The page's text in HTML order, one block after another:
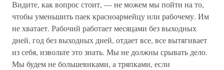
Видите, как вопрос стоит, — не можем мы пойти на то,
чтобы уменьшить паек красноармейцу или рабочему. Им
не хватает. Рабочий работает месяцами без выходных
дней, год без выходных дней, отдает все, все вытягивает
из себя, извольте это знать. Мы не должны срывать дело.
Мы будем не большевиками, а тряпками, если